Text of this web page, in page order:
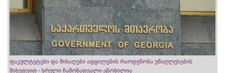
ფაკულტეტები და მისაღები ადგილების რაოდენობა უმაღლესების
მიხედვით - სრული ჩამონათვალი ცნობილია